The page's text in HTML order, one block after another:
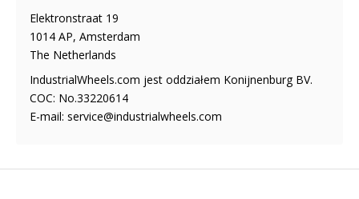
Elektronstraat 19
1014 AP, Amsterdam
The Netherlands
IndustrialWheels.com jest oddziałem Konijnenburg BV.
COC: No.33220614
E-mail: service@industrialwheels.com